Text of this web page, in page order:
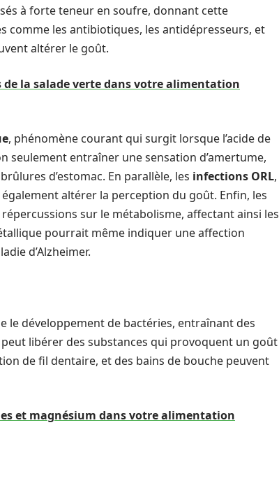
à forte teneur en soufre, donnant cette
comme les antibiotiques, les antidépresseurs, et
altérer le goût.
la salade verte dans votre alimentation
, phénomène courant qui surgit lorsque l’acide de
seulement entraîner une sensation d’amertume,
d’estomac. En parallèle, les infections ORL,
altérer la perception du goût. Enfin, les
sur le métabolisme, affectant ainsi les
pourrait même indiquer une affection
d’Alzheimer.
le développement de bactéries, entraînant des
libérer des substances qui provoquent un goût
de fil dentaire, et des bains de bouche peuvent
et magnésium dans votre alimentation